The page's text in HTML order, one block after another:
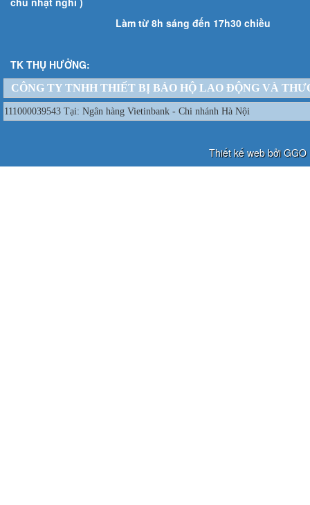
Làm từ 8h sáng đến 17h30 chiều
TK THỤ HƯỞNG:
CÔNG TY TNHH THIẾT BỊ BẢO HỘ LAO ĐỘNG VÀ
111000039543 Tại: Ngân hàng Vietinbank - Chi nhánh Hà Nội
Thiết kế web bởi GGO